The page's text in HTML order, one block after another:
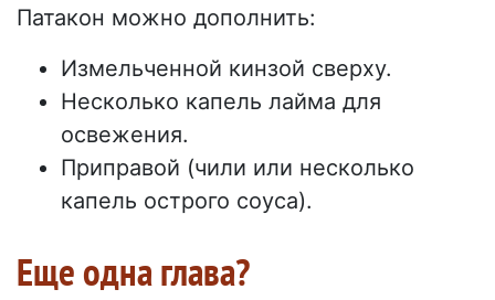
Патакон можно дополнить:
Измельченной кинзой сверху.
Несколько капель лайма для
освежения.
Приправой (чили или несколько
капель острого соуса).
Еще одна глава?